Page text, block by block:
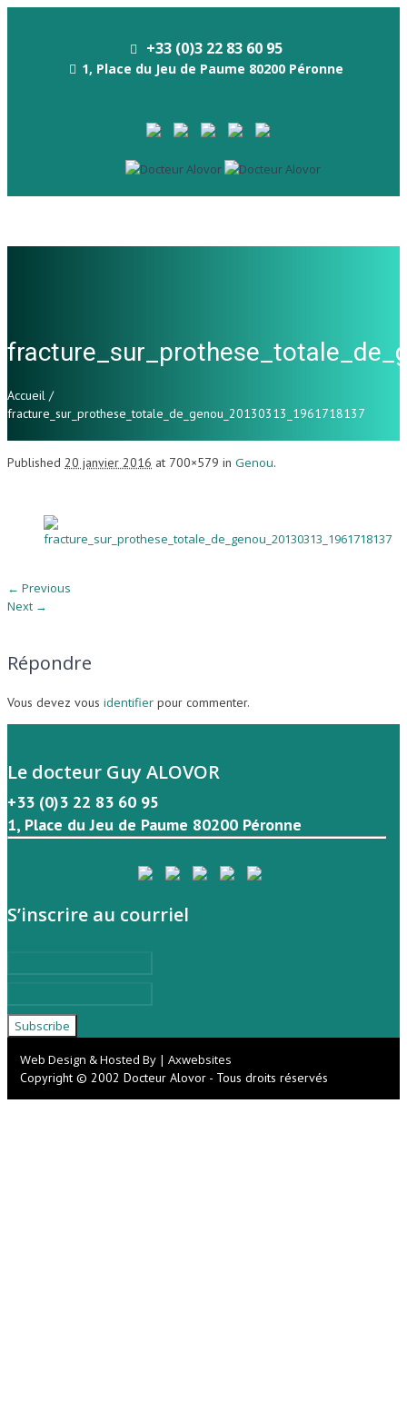
+33 (0)3 22 83 60 95
1, Place du Jeu de Paume 80200 Péronne
Accueil /
fracture_sur_prothese_totale_de_genou_20130313_1961718137
Published 20 janvier 2016 at 700×579 in Genou.
← Previous
Next →
Répondre
Vous devez vous identifier pour commenter.
Le docteur Guy ALOVOR
+33 (0)3 22 83 60 95
1, Place du Jeu de Paume 80200 Péronne
S’inscrire au courriel
Web Design & Hosted By | Axwebsites
Copyright © 2002 Docteur Alovor - Tous droits réservés